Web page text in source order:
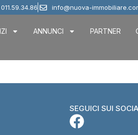
011.59.34.86 info@nuova-
ANNUNCI PARTNER
SEGUICI SUI